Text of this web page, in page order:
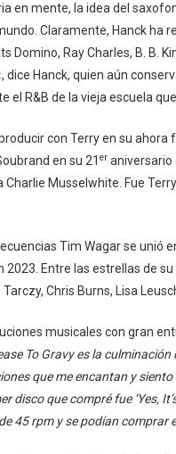
en mente, la idea del
Claramente, Hanck ha
Domino, Ray Charles, B. B.
dice Hanck, quien aún
el R&B de la vieja escuela
con Terry en su
en su 21 er aniversario
Charlie Musselwhite. Fue
Tim Wagar se
2023. Entre las estrellas de
Chris Burns, Lisa
musicales con gran
To Gravy es la
que me encantan y
disco que compré fue ‘Yes,
45 rpm y se podían comprar